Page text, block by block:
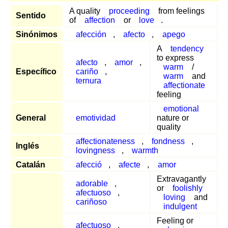
Sentido
A quality proceeding
from feelings
of
affection or love
.
Sinónimos
afección , afecto , apego
Específico
afecto , amor
,
cariño
,
ternura
A
tendency
to express
warm
/
warm
and
affectionate
feeling
General emotividad
emotional
nature or
quality
Inglés
affectionateness , fondness
,
lovingness
,
warmth
Catalán
afecció , afecte , amor
adorable
,
afectuoso
,
cariñoso
Extravagantly
or
foolishly
loving
and
indulgent
afectuoso ,
Feeling or